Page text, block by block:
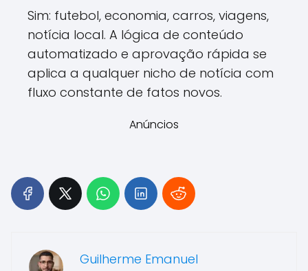
Sim: futebol, economia, carros, viagens,
notícia local. A lógica de conteúdo
automatizado e aprovação rápida se
aplica a qualquer nicho de notícia com
fluxo constante de fatos novos.
Anúncios
Guilherme Emanuel